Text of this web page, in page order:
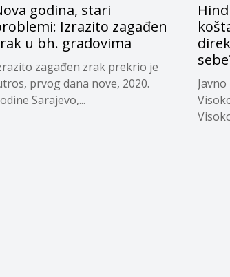
godina, stari
Izrazito zagađen
u bh. gradovima
zagađen zrak prekrio je
prvog dana nove, 2020.
Sarajevo,...